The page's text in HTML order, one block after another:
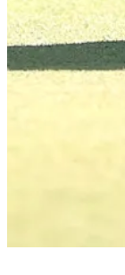
Cooper Musselman
Highlights